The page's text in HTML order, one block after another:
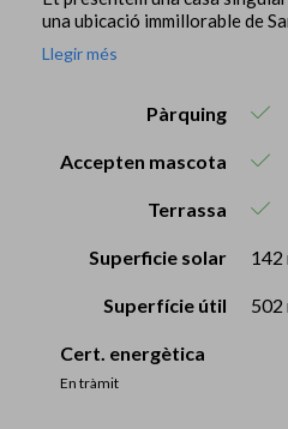
una ubicació immillorable de
Llegir més
Pàrquing
Accepten mascota
Terrassa
Superficie solar 142
Superfície útil 502
Cert. energètica
En tràmit